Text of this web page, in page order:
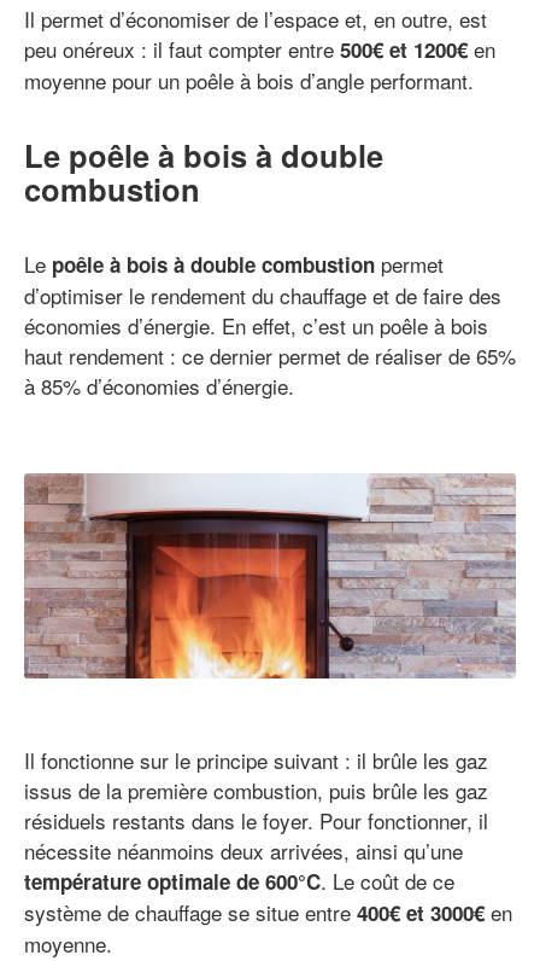
Il permet d’économiser de l’espace et, en outre, est
peu onéreux : il faut compter entre 500€ et 1200€ en
moyenne pour un poêle à bois d’angle performant.
Le poêle à bois à double
combustion
Le poêle à bois à double combustion permet
d’optimiser le rendement du chauffage et de faire des
économies d’énergie. En effet, c’est un poêle à bois
haut rendement : ce dernier permet de réaliser de 65%
à 85% d’économies d’énergie.
Il fonctionne sur le principe suivant : il brûle les gaz
issus de la première combustion, puis brûle les gaz
résiduels restants dans le foyer. Pour fonctionner, il
nécessite néanmoins deux arrivées, ainsi qu’une
température optimale de 600°C. Le coût de ce
système de chauffage se situe entre 400€ et 3000€ en
moyenne.